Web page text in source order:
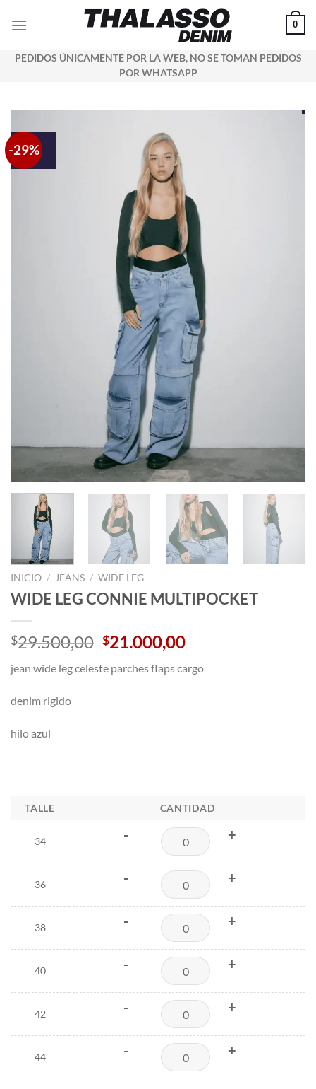
0
PEDIDOS ÚNICAMENTE POR LA WEB, NO SE TOMAN PEDIDOS
POR WHATSAPP
-29%
INICIO / JEANS / WIDE LEG
WIDE LEG CONNIE MULTIPOCKET
$29.500,00 El
original
$21.000,00El
actual
jean wide leg celeste parches flaps cargo
denim rigido
hilo azul
TALLE CANTIDAD
34 - +
36 - +
38 - +
40 - +
42 - +
44 - +